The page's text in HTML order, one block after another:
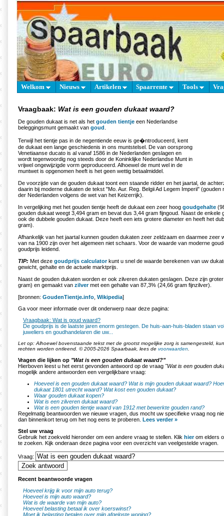
Welkom Nieuws Artikelen Spaarrente Tools
Vraagbaak: Wat is een gouden dukaat waard?
De gouden dukaat is net als het gouden tientje een Nederlandse
beleggingsmunt gemaakt van goud
Terwijl het tientje pas in de negentiende eeuw is ge�ntroduceerd, kent
de dukaat een lange geschiedenis in ons muntstelsel. De van oorsprong
Venetiaanse ducato is al vanaf 1586 in de Nederlanden geslagen en
wordt tegenwoordig nog steeds door de Koninklijke Nederlandse Munt in
vrijwel ongewijzigde vorm geproduceerd. Alhoewel de munt wel in de
muntwet is opgenomen heeft is het geen wettig betaalmiddel.
De voorzijde van de gouden dukaat toont een staande ridder en het jaartal, de
daarin bij moderne dukaten de tekst "Mo. Aur. Reg. Belgii Ad Legem Imperii" (gouden
der Nederlanden volgens de wet van het Keizerrijk).
In vergelijking met het gouden tientje heeft de dukaat een zeer hoog goudgehalte
gouden dukaat weegt 3,494 gram en bevat dus 3,44 gram fijngoud. Naast de enkele
ook de dubbele gouden dukaat. Deze heeft een iets grotere diameter en heeft het
gram).
Afhankelijk van het jaartal kunnen gouden dukaten zeer zeldzaam en daarmee zeer
van na 1900 zijn over het algemeen niet schaars. Voor de waarde van moderne
goudprijs leidend.
TIP: Met deze goudprijs calculatorkunt u snel de waarde berekenen van uw
gewicht, gehalte en de actuele marktprijs.
Naast de gouden dukaten worden er ook zilveren dukaten geslagen. Deze zijn
gram) en gemaakt van zilvermet een gehalte van 87,3% (24,66 gram fijnzilver).
[bronnen: GoudenTientje.info Wikipedia]
Ga voor meer informatie over dit onderwerp naar deze pagina:
Vraagbaak: Wat is goud waard?
De goudprijs is de laatste jaren enorm gestegen. De huis-aan-huis-bladen staan
juweliers en goudhandelaren die uw...
Let op: Alhoewel bovenstaande tekst met de grootst mogelijke zorg is samengesteld,
rechten worden ontleend. © 2005-2026 Spaarbaak, lees de voorwaarden
Vragen die lijken op "Wat is een gouden dukaat waard?"
Hierboven leest u het eerst gevonden antwoord op de vraag "Wat is een gouden
mogelijk andere antwoorden een vergelijkbare vraag:
Hoeveel is een gouden dukaat waard? Wat is mijn gouden dukaat waard?
dukaat 1801 utrecht waard? Wat kost een gouden dukaat?
Waar gouden dukaat kopen?
Wat is een zilveren dukaat waard?
Wat is een gouden tientje waard van 1912 met bewerkte gouden rand?
Regelmatig beantwoorden we nieuwe vragen, dus mocht uw specifieke vraag nog
dan binnenkort terug om het nog eens te proberen. Lees verder »
Stel uw vraag
Gebruik het zoekveld hieronder om een andere vraag te stellen. Klik hierom elders
te zoeken. Kijk onderaan deze pagina voor een overzicht van veelgestelde vragen.
Vraag:
Recent beantwoorde vragen
Hoeveel krijg ik voor mijn auto terug?
Hoeveel is mijn auto waard?
Wat is de waarde van mijn auto?
Hoeveel belasting betaal ik over koerswinst?
Moet ik belasting betalen over mijn afgeloste woning?